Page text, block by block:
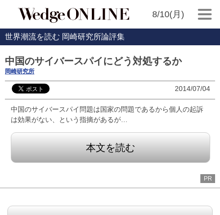
8/10(月)
世界潮流を読む 岡崎研究所論評集
中国のサイバースパイにどう対処するか
岡崎研究所
2014/07/04
中国のサイバースパイ問題は国家の問題であるから個人の起訴
は効果がない、という指摘があるが…
本文を読む
PR